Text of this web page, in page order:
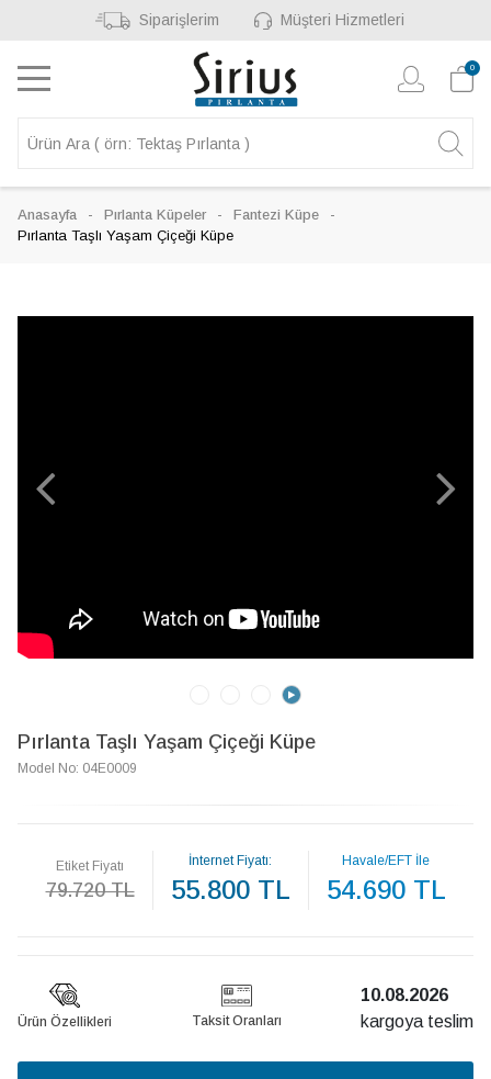
Siparişlerim Müşteri Hizmetleri
0
Anasayfa Pırlanta Küpeler
Fantezi Küpe
Pırlanta Taşlı Yaşam Çiçeği Küpe
Pırlanta Taşlı Yaşam Çiçeği Küpe
Model No: 04E0009
Etiket Fiyatı
79.720 TL
İnternet Fiyatı:
55.800 TL
Havale/EFT İle
54.690 TL
Ürün Özellikleri Taksit Oranları
10.08.2026
kargoya teslim